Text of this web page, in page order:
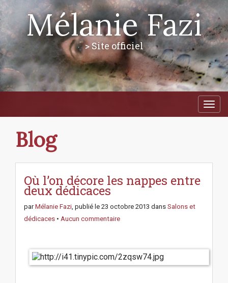
Mélanie Fazi
> Site officiel
M
i
i
Blog
Où l’on décore les nappes entre
deux dédicaces
parMélanie Fazi, publié le 23 octobre 2013 dans Salons et
dédicaces • Aucun commentaire